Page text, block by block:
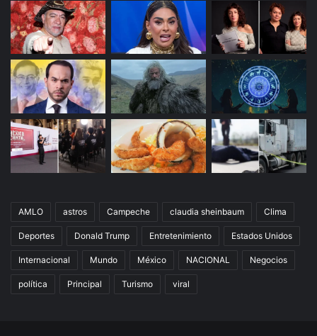
AMLO astros Campeche claudia sheinbaum Clima
Deportes Donald Trump Entretenimiento Estados Unidos
Internacional Mundo México NACIONAL Negocios
política Principal Turismo viral